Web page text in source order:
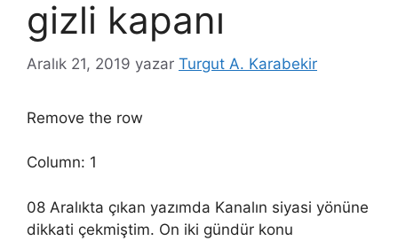
gizli kapanı
Aralık 21, 2019 yazar Turgut A. Karabekir
Remove the row
Column: 1
08 Aralıkta çıkan yazımda Kanalın siyasi yönüne
dikkati çekmiştim. On iki gündür konu